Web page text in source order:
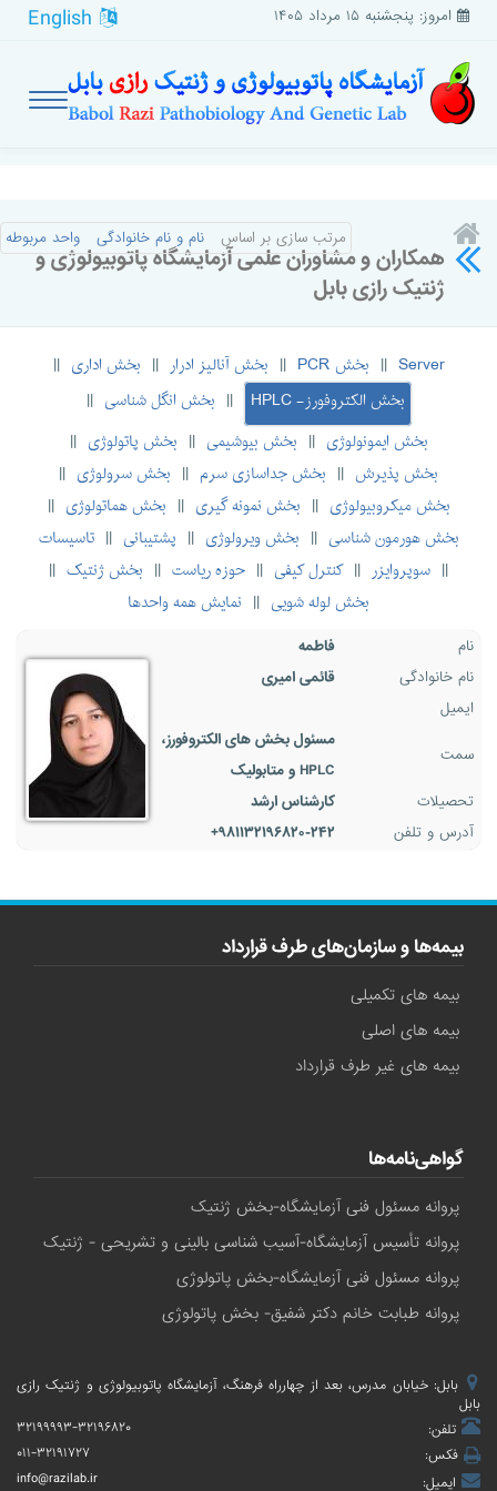
امروز: پنجشنبه ۱۵ مرداد ۱۴۰۵
همکاران و مشاوران علمی آزمایشگاه پاتوبیولوژی و
ژنتیک رازی بابل
مرتب سازی بر اساس نام و نام خانوادگی واحد مربوطه
Server
|| بخش PCR || بخش آنالیز ادرار || بخش اداری ||
بخش الکتروفورز- HPLC || بخش انگل شناسی ||
بخش ایمونولوژی || بخش بیوشیمی || بخش پاتولوژی ||
بخش پذیرش || بخش جداسازی سرم || بخش سرولوژی ||
بخش میکروبیولوژی || بخش نمونه گیری || بخش هماتولوژی ||
بخش هورمون شناسی || بخش ویرولوژی || پشتیبانی || تاسیسات
|| سوپروایزر || کنترل کیفی || حوزه ریاست || بخش ژنتیک ||
بخش لوله شویی || نمایش همه واحدها
نام
فاطمه
نام خانوادگی
قائمی امیری
ایمیل
سمت
مسئول بخش های الکتروفورز،
HPLC و متابولیک
تحصیلات
کارشناس ارشد
آدرس و تلفن
۹۸۱۱۳۲۱۹۶۸۲۰-۲۴۲+
بیمه‌ها و سازمان‌های طرف قرارداد
بیمه های تکمیلی
بیمه های اصلی
بیمه های غیر طرف قرارداد
گواهی‌نامه‌ها
پروانه مسئول فنی آزمایشگاه-بخش ژنتیک
پروانه تأسیس آزمایشگاه-آسیب شناسی بالینی و تشریحی - ژنتیک
پروانه مسئول فنی آزمایشگاه-بخش پاتولوژی
پروانه طبابت خانم دکتر شفیق- بخش پاتولوژی
بابل: خیابان مدرس، بعد از چهارراه فرهنگ، آزمایشگاه پاتوبیولوژی و ژنتیک رازی
بابل
تلفن:
۳۲۱۹۹۹۹۳-۳۲۱۹۶۸۲۰
فکس:
۰۱۱-۳۲۱۹۱۷۲۷
ایمیل:
info@razilab.ir